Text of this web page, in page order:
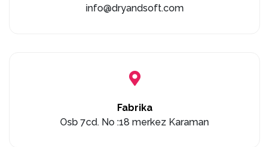
info@dryandsoft.com
Fabrika
Osb 7cd. No :18 merkez Karaman